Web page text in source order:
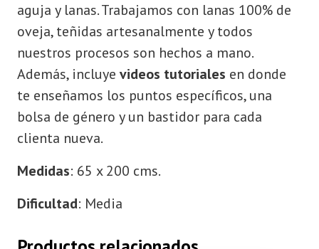
aguja y lanas. Trabajamos con lanas 100% de
oveja, teñidas artesanalmente y todos
nuestros procesos son hechos a mano.
Además, incluye videos tutoriales en donde
te enseñamos los puntos específicos, una
bolsa de género y un bastidor para cada
clienta nueva.
Medidas: 65 x 200 cms.
Dificultad: Media